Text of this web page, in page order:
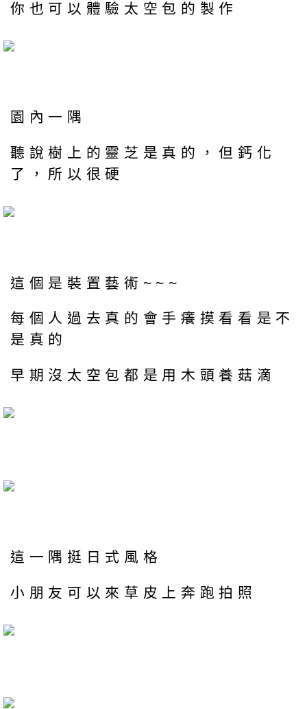
你也可以體驗太空包的製作
園內一隅
聽說樹上的靈芝是真的，但鈣化
了，所以很硬
這個是裝置藝術~~~
每個人過去真的會手癢摸看看是不
是真的
早期沒太空包都是用木頭養菇滴
這一隅挺日式風格
小朋友可以來草皮上奔跑拍照